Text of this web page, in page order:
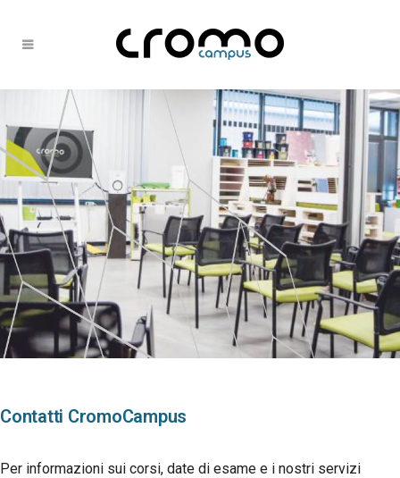
Contatti CromoCampus
Per informazioni sui corsi, date di esame e i nostri servizi